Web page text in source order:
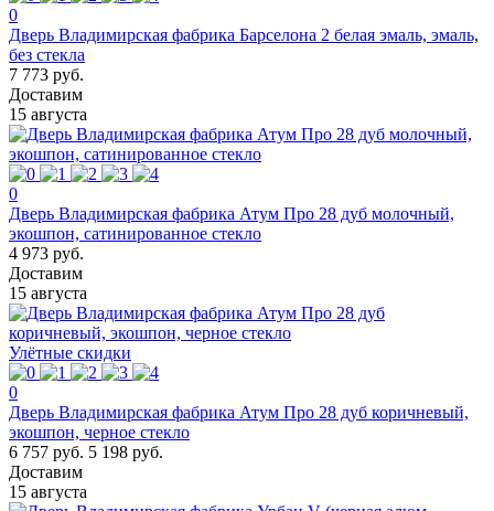
0
Дверь Владимирская фабрика Барселона 2 белая эмаль, эмаль,
без стекла
7 773 руб.
Доставим
15 августа
0
Дверь Владимирская фабрика Атум Про 28 дуб молочный,
экошпон, сатинированное стекло
4 973 руб.
Доставим
15 августа
Улётные скидки
0
Дверь Владимирская фабрика Атум Про 28 дуб коричневый,
экошпон, черное стекло
6 757 руб. 5 198 руб.
Доставим
15 августа